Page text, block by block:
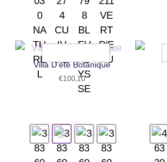
Villa D’été Botanique
€100,10